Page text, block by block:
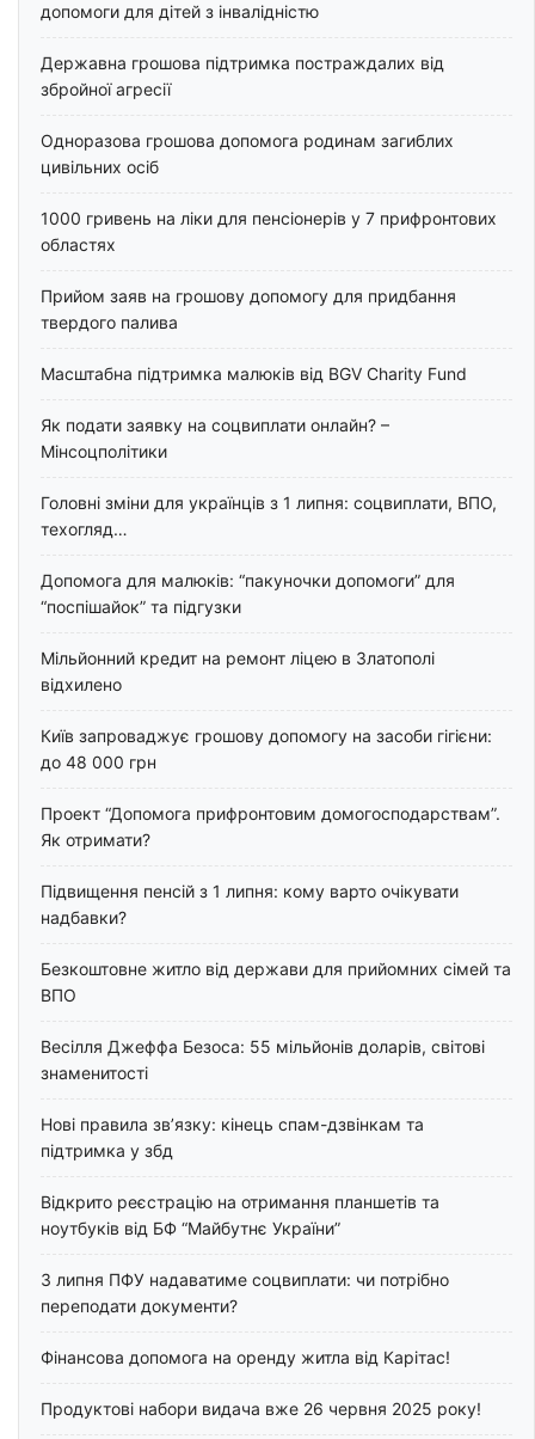
допомоги для дітей з інвалідністю
Державна грошова підтримка постраждалих від
збройної агресії
Одноразова грошова допомога родинам загиблих
цивільних осіб
1000 гривень на ліки для пенсіонерів у 7 прифронтових
областях
Прийом заяв на грошову допомогу для придбання
твердого палива
Масштабна підтримка малюків від BGV Charity Fund
Як подати заявку на соцвиплати онлайн? –
Мінсоцполітики
Головні зміни для українців з 1 липня: соцвиплати, ВПО,
техогляд…
Допомога для малюків: “пакуночки допомоги” для
“поспішайок” та підгузки
Мільйонний кредит на ремонт ліцею в Златополі
відхилено
Київ запроваджує грошову допомогу на засоби гігієни:
до 48 000 грн
Проект “Допомога прифронтовим домогосподарствам”.
Як отримати?
Підвищення пенсій з 1 липня: кому варто очікувати
надбавки?
Безкоштовне житло від держави для прийомних сімей та
ВПО
Весілля Джеффа Безоса: 55 мільйонів доларів, світові
знаменитості
Нові правила зв’язку: кінець спам-дзвінкам та
підтримка у збд
Відкрито реєстрацію на отримання планшетів та
ноутбуків від БФ “Майбутнє України”
З липня ПФУ надаватиме соцвиплати: чи потрібно
переподати документи?
Фінансова допомога на оренду житла від Карітас!
Продуктові набори видача вже 26 червня 2025 року!